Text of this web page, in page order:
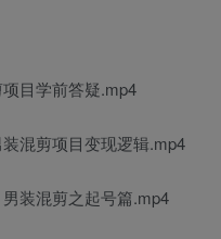
目学前答疑.mp4
混剪项目变现逻辑.mp4
装混剪之起号篇.mp4